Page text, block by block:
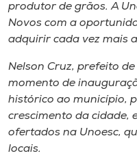
produtor de grãos. A
Novos com a
adquirir cada vez mais
Nelson Cruz, prefeito
momento de
histórico ao município,
crescimento da cidade,
ofertados na Unoesc,
locais.